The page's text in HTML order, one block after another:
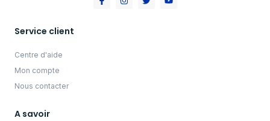
Service client
Centre d'aide
Mon compte
Nous contacter
A savoir